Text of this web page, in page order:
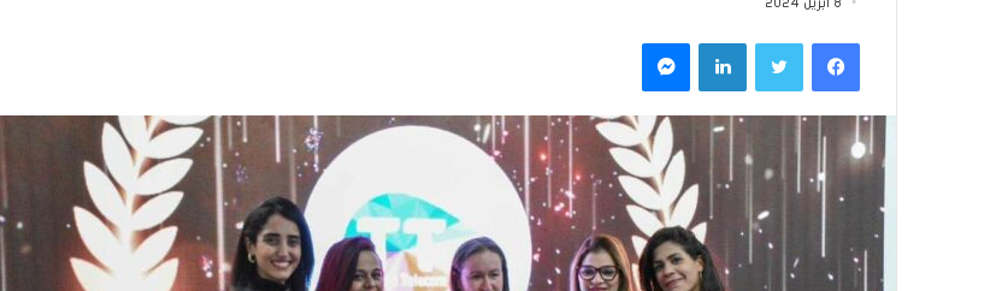
فيسبوكتويتر لينكدإن ماسنجر